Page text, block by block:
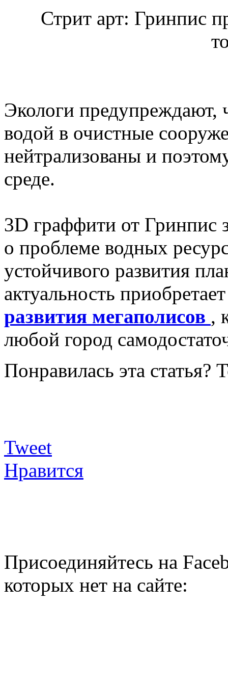
Стрит арт: Гринпис
Экологи предупреждают,
водой в очистные
нейтрализованы и
среде.
3D граффити от Гринпис
о проблеме водных
устойчивого развития
актуальность
развития мегаполисов ,
любой город
Понравилась эта статья?
Tweet
Нравится
Присоединяйтесь на
которых нет на сайте: